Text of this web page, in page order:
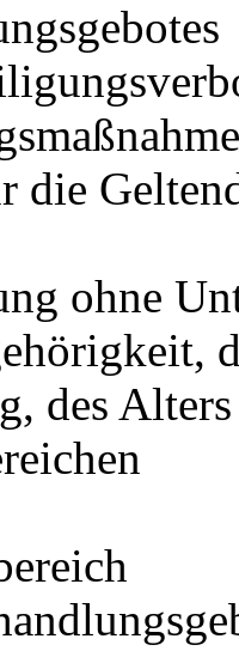
die
ohne
des